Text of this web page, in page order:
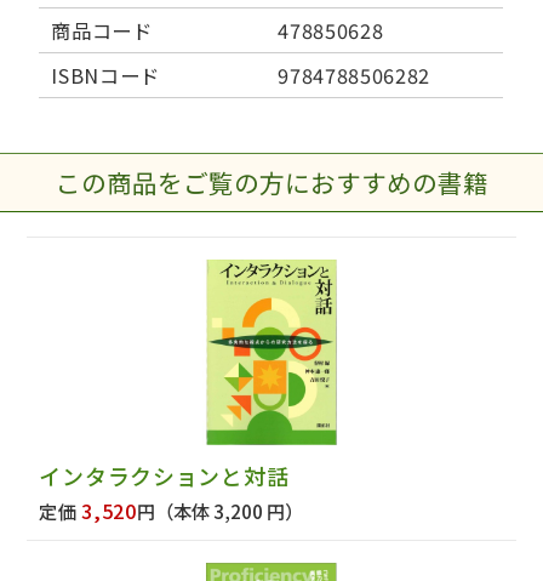
商品コード
478850628
ISBNコード
9784788506282
この商品をご覧の方におすすめの書籍
インタラクションと対話
定価3,520円 （本体 3,200 円）